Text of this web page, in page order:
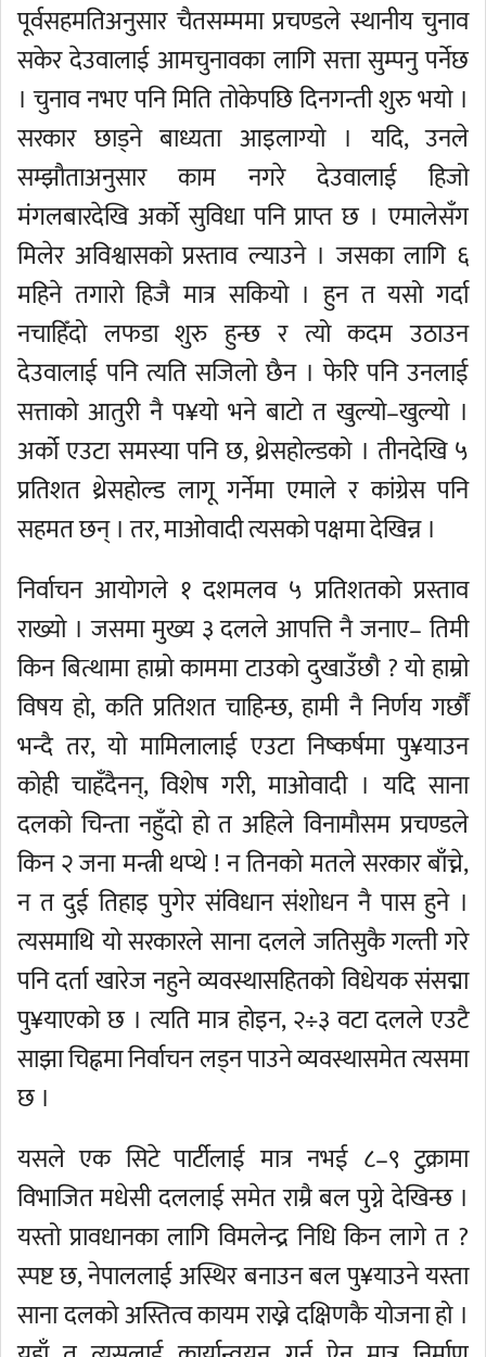
पूर्वसहमतिअनुसार चैतसम्ममा प्रचण्डले स्थानीय चुनाव
सकेर देउवालाई आमचुनावका लागि सत्ता सुम्पनु पर्नेछ
। चुनाव नभए पनि मिति तोकेपछि दिनगन्ती शुरु भयो ।
सरकार छाड्ने बाध्यता आइलाग्यो । यदि, उनले
सम्झौताअनुसार काम नगरे देउवालाई हिजो
मंगलबारदेखि अर्को सुविधा पनि प्राप्त छ । एमालेसँग
मिलेर अविश्वासको प्रस्ताव ल्याउने । जसका लागि ६
महिने तगारो हिजै मात्र सकियो । हुन त यसो गर्दा
नचाहिँदो लफडा शुरु हुन्छ र त्यो कदम उठाउन
देउवालाई पनि त्यति सजिलो छैन । फेरि पनि उनलाई
सत्ताको आतुरी नै प¥यो भने बाटो त खुल्यो–खुल्यो ।
अर्को एउटा समस्या पनि छ, थ्रेसहोल्डको । तीनदेखि ५
प्रतिशत थ्रेसहोल्ड लागू गर्नेमा एमाले र कांग्रेस पनि
सहमत छन् । तर, माओवादी त्यसको पक्षमा देखिन्न ।
निर्वाचन आयोगले १ दशमलव ५ प्रतिशतको प्रस्ताव
राख्यो । जसमा मुख्य ३ दलले आपत्ति नै जनाए– तिमी
किन बित्थामा हाम्रो काममा टाउको दुखाउँछौ ? यो हाम्रो
विषय हो, कति प्रतिशत चाहिन्छ, हामी नै निर्णय गर्छौं
भन्दै तर, यो मामिलालाई एउटा निष्कर्षमा पु¥याउन
कोही चाहँदैनन्, विशेष गरी, माओवादी । यदि साना
दलको चिन्ता नहुँदो हो त अहिले विनामौसम प्रचण्डले
किन २ जना मन्त्री थप्थे ! न तिनको मतले सरकार बाँच्ने,
न त दुई तिहाइ पुगेर संविधान संशोधन नै पास हुने ।
त्यसमाथि यो सरकारले साना दलले जतिसुकै गल्ती गरे
पनि दर्ता खारेज नहुने व्यवस्थासहितको विधेयक संसद्मा
पु¥याएको छ । त्यति मात्र होइन, २÷३ वटा दलले एउटै
साझा चिह्नमा निर्वाचन लड्न पाउने व्यवस्थासमेत त्यसमा
छ ।
यसले एक सिटे पार्टीलाई मात्र नभई ८–९ टुक्रामा
विभाजित मधेसी दललाई समेत राम्रै बल पुग्ने देखिन्छ ।
यस्तो प्रावधानका लागि विमलेन्द्र निधि किन लागे त ?
स्पष्ट छ, नेपाललाई अस्थिर बनाउन बल पु¥याउने यस्ता
साना दलको अस्तित्व कायम राख्ने दक्षिणकै योजना हो ।